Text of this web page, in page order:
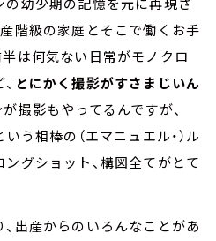
階級の家庭とそこで働くお手
は何気ない日常がモノクロ
とにかく撮影がすさまじいん
撮影もやってるんですが、
う相棒の（エマニュエル・）ル
グショット、構図全てがとて
出産からのいろんなことがあ